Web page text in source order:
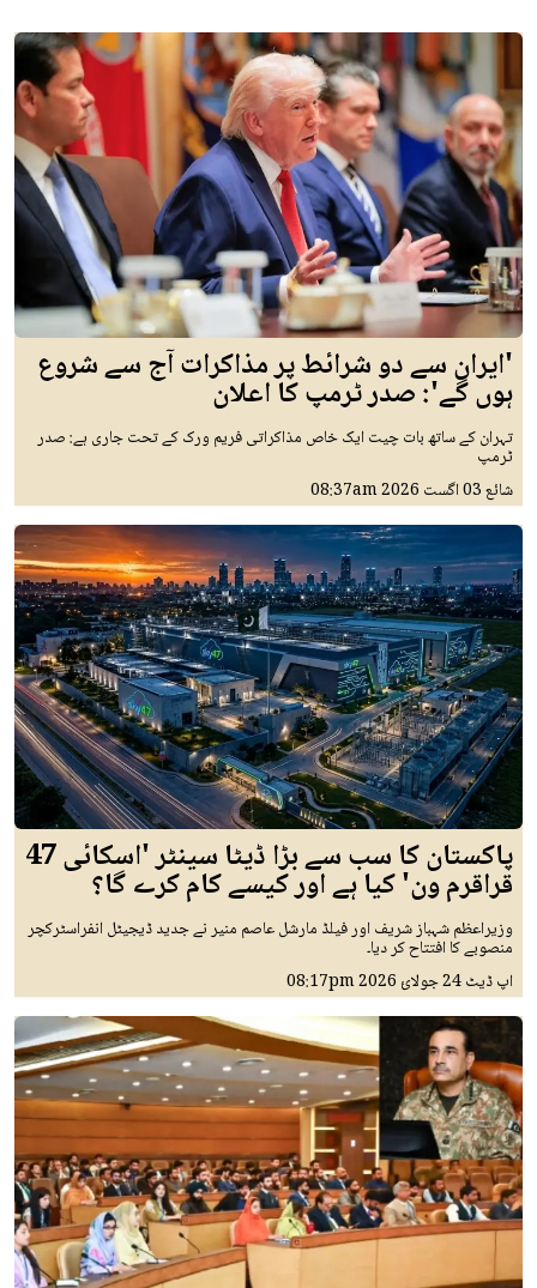
'ایران سے دو شرائط پر مذاکرات آج سے شروع
ہوں گے': صدر ٹرمپ کا اعلان
تہران کے ساتھ بات چیت ایک خاص مذاکراتی فریم ورک کے تحت جاری ہے: صدر
ٹرمپ
شائع03 اگست 2026 08:37am
پاکستان کا سب سے بڑا ڈیٹا سینٹر 'اسکائی 47
قراقرم ون' کیا ہے اور کیسے کام کرے گا؟
وزیراعظم شہباز شریف اور فیلڈ مارشل عاصم منیر نے جدید ڈیجیٹل انفراسٹرکچر
منصوبے کا افتتاح کر دیا۔
اپ ڈیٹ24 جولائ 2026 08:17pm